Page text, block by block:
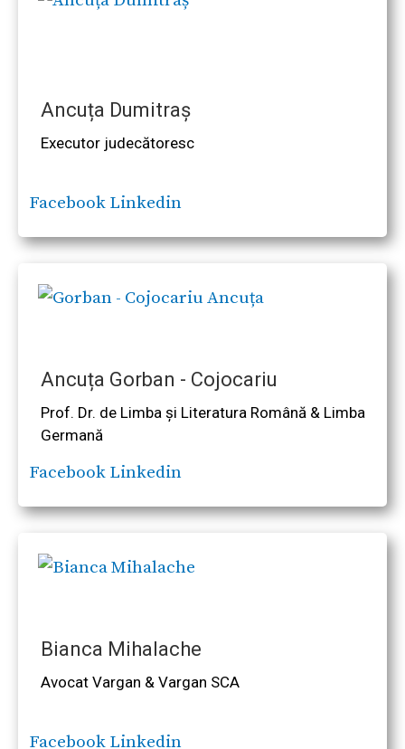
Ancuța Dumitraș
Executor judecătoresc
Facebook Linkedin
Ancuța Gorban - Cojocariu
Prof. Dr. de Limba și Literatura Română & Limba
Germană
Facebook Linkedin
Bianca Mihalache
Avocat Vargan & Vargan SCA
Facebook Linkedin